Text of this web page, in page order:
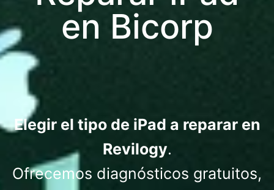
en Bicorp
Elegir el tipo de iPad a reparar en
Revilogy.
Ofrecemos diagnósticos gratuitos,